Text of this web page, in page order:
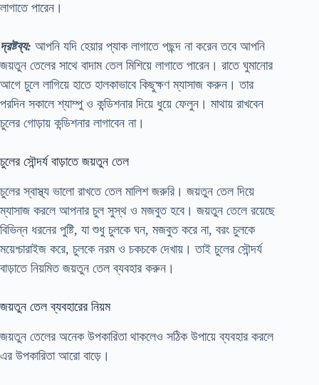
লাগাতে পারেন।
দ্রষ্টব্য: আপনি যদি হেয়ার প্যাক লাগাতে পছন্দ না করেন তবে আপনি
জয়তুন তেলের সাথে বাদাম তেল মিশিয়ে লাগাতে পারেন। রাতে ঘুমানোর
আগে চুলে লাগিয়ে হাতে হালকাভাবে কিছুক্ষণ ম্যাসাজ করুন। তার
পরদিন সকালে শ্যাম্পু ও কন্ডিশনার দিয়ে ধুয়ে ফেলুন। মাথায় রাখবেন
চুলের গোড়ায় কন্ডিশনার লাগাবেন না।
চুলের সৌন্দর্য বাড়াতে জয়তুন তেল
চুলের স্বাস্থ্য ভালো রাখতে তেল মালিশ জরুরি। জয়তুন তেল দিয়ে
ম্যাসাজ করলে আপনার চুল সুস্থ ও মজবুত হবে। জয়তুন তেলে রয়েছে
বিভিন্ন ধরনের পুষ্টি, যা শুধু চুলকে ঘন, মজবুত করে না, বরং চুলকে
ময়েশ্চারাইজ করে, চুলকে নরম ও চকচকে দেখায়। তাই চুলের সৌন্দর্য
বাড়াতে নিয়মিত জয়তুন তেল ব্যবহার করুন।
জয়তুন তেল ব্যবহারের নিয়ম
জয়তুন তেলের অনেক উপকারিতা থাকলেও সঠিক উপায়ে ব্যবহার করলে
এর উপকারিতা আরো বাড়ে।